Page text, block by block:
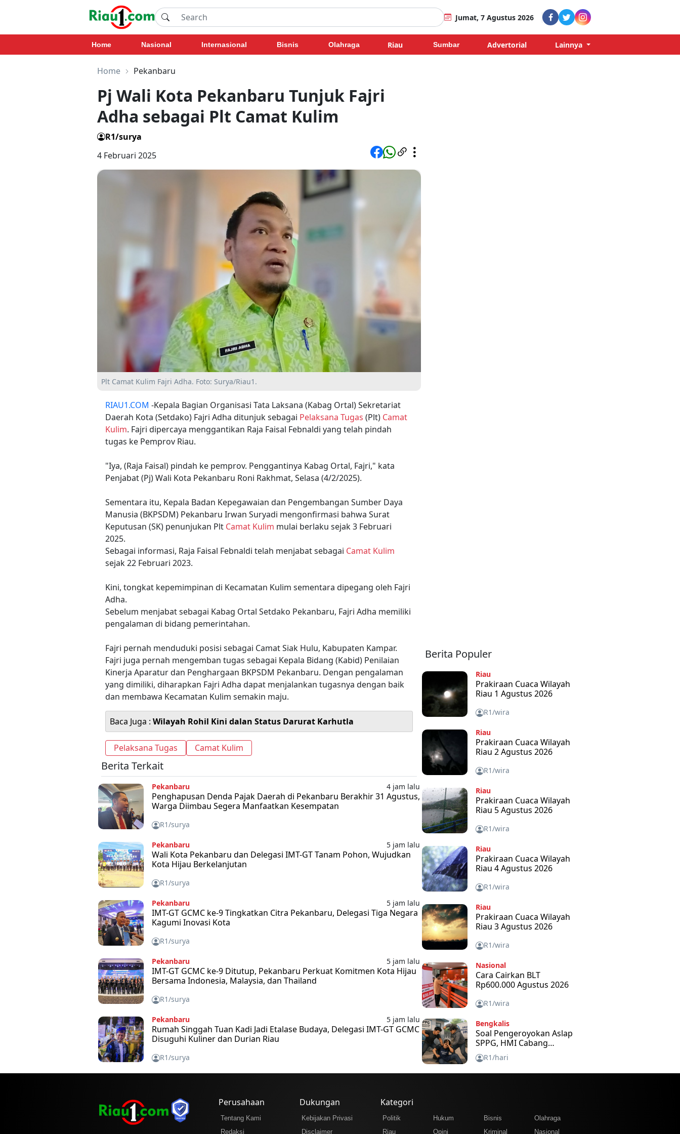
Jumat, 7 Agustus 2026
Home Nasional Internasional Bisnis Olahraga Riau Sumbar Advertorial Lainnya
Home Pekanbaru
Pj Wali Kota Pekanbaru Tunjuk Fajri
Adha sebagai Plt Camat Kulim
R1/surya
4 Februari 2025
Plt Camat Kulim Fajri Adha. Foto: Surya/Riau1.
RIAU1.COM -Kepala Bagian Organisasi Tata Laksana (Kabag Ortal) Sekretariat
Daerah Kota (Setdako) Fajri Adha ditunjuk sebagai Pelaksana Tugas (Plt) Camat
Kulim. Fajri dipercaya menggantikan Raja Faisal Febnaldi yang telah pindah
tugas ke Pemprov Riau.
"Iya, (Raja Faisal) pindah ke pemprov. Penggantinya Kabag Ortal, Fajri," kata
Penjabat (Pj) Wali Kota Pekanbaru Roni Rakhmat, Selasa (4/2/2025).
Sementara itu, Kepala Badan Kepegawaian dan Pengembangan Sumber Daya
Manusia (BKPSDM) Pekanbaru Irwan Suryadi mengonfirmasi bahwa Surat
Keputusan (SK) penunjukan Plt Camat Kulim mulai berlaku sejak 3 Februari
2025.
Sebagai informasi, Raja Faisal Febnaldi telah menjabat sebagai Camat Kulim
sejak 22 Februari 2023.
Kini, tongkat kepemimpinan di Kecamatan Kulim sementara dipegang oleh Fajri
Adha.
Sebelum menjabat sebagai Kabag Ortal Setdako Pekanbaru, Fajri Adha memiliki
pengalaman di bidang pemerintahan.
Fajri pernah menduduki posisi sebagai Camat Siak Hulu, Kabupaten Kampar.
Fajri juga pernah mengemban tugas sebagai Kepala Bidang (Kabid) Penilaian
Kinerja Aparatur dan Penghargaan BKPSDM Pekanbaru. Dengan pengalaman
yang dimiliki, diharapkan Fajri Adha dapat menjalankan tugasnya dengan baik
dan membawa Kecamatan Kulim semakin maju.
Baca Juga : Wilayah Rohil Kini dalan Status Darurat Karhutla
Pelaksana Tugas Camat Kulim
Berita Terkait
Pekanbaru 4 jam lalu
Penghapusan Denda Pajak Daerah di Pekanbaru Berakhir 31 Agustus,
Warga Diimbau Segera Manfaatkan Kesempatan
R1/surya
Pekanbaru 5 jam lalu
Wali Kota Pekanbaru dan Delegasi IMT-GT Tanam Pohon, Wujudkan
Kota Hijau Berkelanjutan
R1/surya
Pekanbaru 5 jam lalu
IMT-GT GCMC ke-9 Tingkatkan Citra Pekanbaru, Delegasi Tiga Negara
Kagumi Inovasi Kota
R1/surya
Pekanbaru 5 jam lalu
IMT-GT GCMC ke-9 Ditutup, Pekanbaru Perkuat Komitmen Kota Hijau
Bersama Indonesia, Malaysia, dan Thailand
R1/surya
Pekanbaru 5 jam lalu
Rumah Singgah Tuan Kadi Jadi Etalase Budaya, Delegasi IMT-GT GCMC
Disuguhi Kuliner dan Durian Riau
R1/surya
Berita Populer
Riau
Prakiraan Cuaca Wilayah
Riau 1 Agustus 2026
R1/wira
Riau
Prakiraan Cuaca Wilayah
Riau 2 Agustus 2026
R1/wira
Riau
Prakiraan Cuaca Wilayah
Riau 5 Agustus 2026
R1/wira
Riau
Prakiraan Cuaca Wilayah
Riau 4 Agustus 2026
R1/wira
Riau
Prakiraan Cuaca Wilayah
Riau 3 Agustus 2026
R1/wira
Nasional
Cara Cairkan BLT
Rp600.000 Agustus 2026
R1/wira
Bengkalis
Soal Pengeroyokan Aslap
SPPG, HMI Cabang
Bengkalis Kecam dan
Minta APH Usut Tuntas
R1/hari
Perusahaan
Tentang Kami
Redaksi
Dukungan
Kebijakan Privasi
Disclaimer
Kategori
Politik Hukum Bisnis
Olahraga
Riau
Opini Kriminal Nasional